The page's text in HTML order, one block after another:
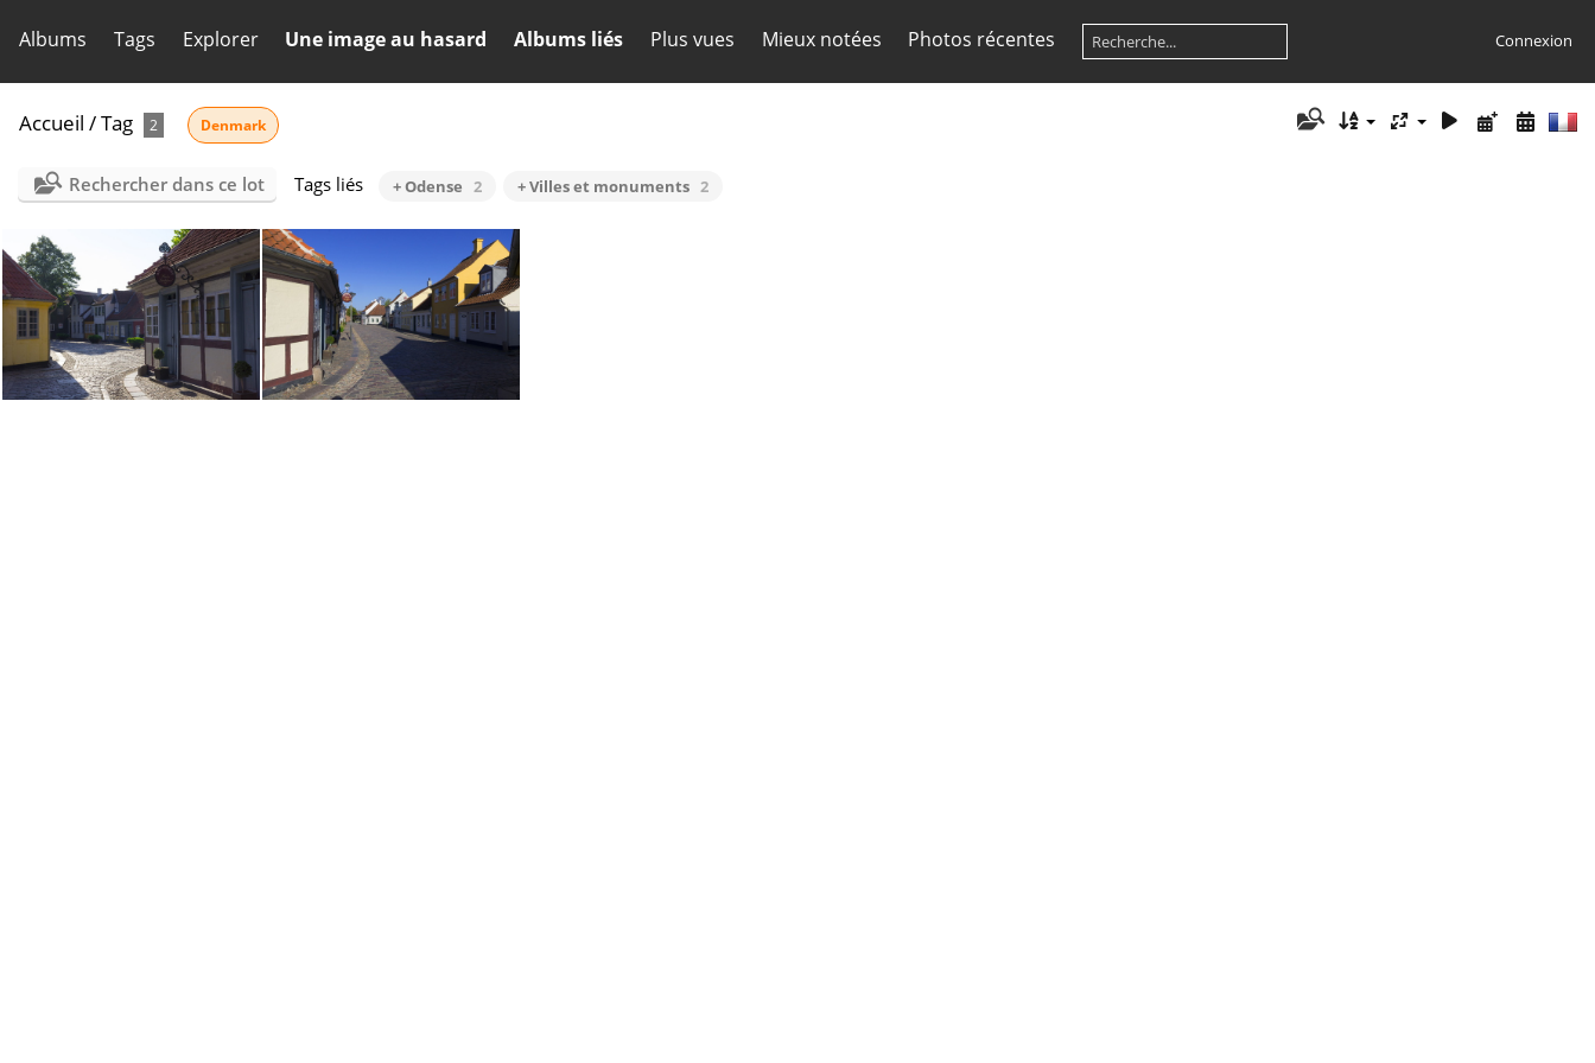
Albums Tags Explorer Une image au hasard Albums liés Plus vues Mieux notées Photos récentes Connexion
Accueil /Tag 2 Denmark
Rechercher dans ce lot Tags liés + Odense 2 + Villes et monuments 2